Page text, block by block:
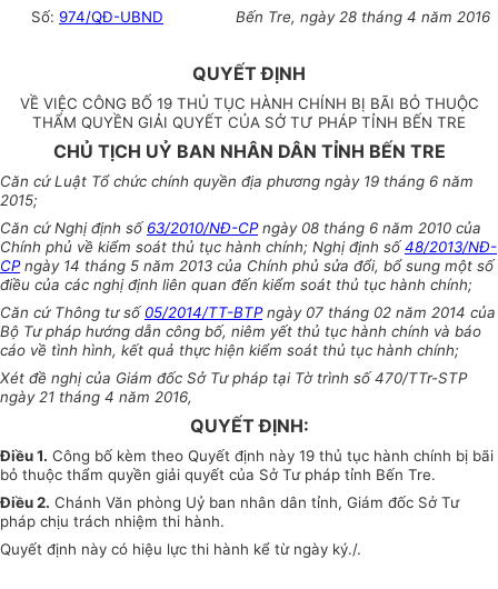
Số: 974/QĐ-UBND Bến Tre, ngày 28 tháng 4 năm 2016
QUYẾT ĐỊNH
VỀ VIỆC CÔNG BỐ 19 THỦ TỤC HÀNH CHÍNH BỊ BÃI BỎ THUỘC
THẨM QUYỀN GIẢI QUYẾT CỦA SỞ TƯ PHÁP TỈNH BẾN TRE
CHỦ TỊCH UỶ BAN NHÂN DÂN TỈNH BẾN TRE
Căn cứ Luật Tổ chức chính quyền địa phương ngày 19 tháng 6 năm
2015;
Căn cứ Nghị định số 63/2010/NĐ-CPngày 08 tháng 6 năm 2010 của
Chính phủ về kiểm soát thủ tục hành chính; Nghị định số48/2013/NĐ-
CPngày 14 tháng 5 năm 2013 của Chính phủ sửa đổi, bổ sung một số
điều của các nghị định liên quan đến kiểm soát thủ tục hành chính;
Căn cứ Thông tư số 05/2014/TT-BTPngày 07 tháng 02 năm 2014 của
Bộ Tư pháp hướng dẫn công bố, niêm yết thủ tục hành chính và báo
cáo về tình hình, kết quả thực hiện kiểm soát thủ tục hành chính;
Xét đề nghị của Giám đốc Sở Tư pháp tại Tờ trình số 470/TTr-STP
ngày 21 tháng 4 năm 2016,
QUYẾT ĐỊNH:
Điều 1. Công bố kèm theo Quyết định này 19 thủ tục hành chính bị bãi
bỏ thuộc thẩm quyền giải quyết của Sở Tư pháp tỉnh Bến Tre.
Điều 2. Chánh Văn phòng Uỷ ban nhân dân tỉnh, Giám đốc Sở Tư
pháp chịu trách nhiệm thi hành.
Quyết định này có hiệu lực thi hành kể từ ngày ký./.